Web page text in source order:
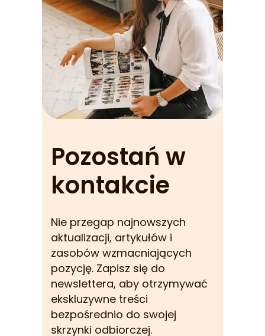
Pozostań w
kontakcie
Nie przegap najnowszych
aktualizacji, artykułów i
zasobów wzmacniających
pozycję. Zapisz się do
newslettera, aby otrzymywać
ekskluzywne treści
bezpośrednio do swojej
skrzynki odbiorczej.